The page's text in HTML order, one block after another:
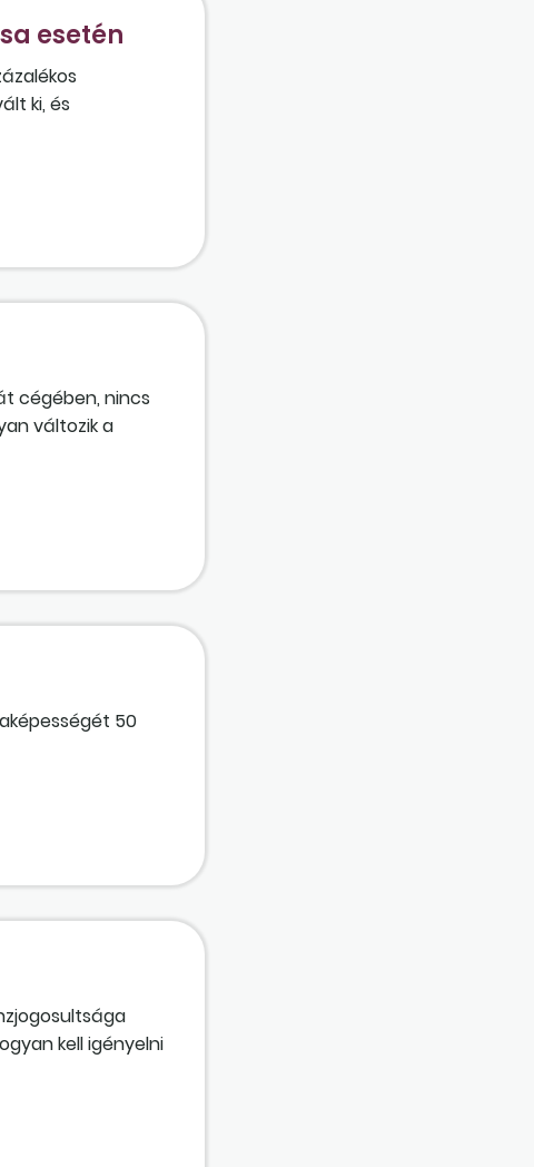
esetén
ki, és
cégében, nincs
változik a
járulékokat
50
kell igényelni
betöltésekor
illetve ha a